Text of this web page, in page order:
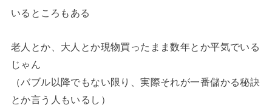
いるところもある
老人とか、大人とか現物買ったまま数年とか平気でいる
じゃん
（バブル以降でもない限り、実際それが一番儲かる秘訣
とか言う人もいるし）